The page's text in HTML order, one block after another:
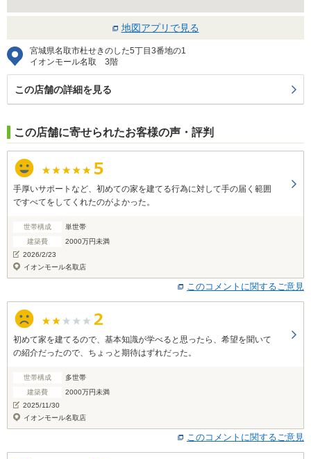
地図アプリで見る
宮城県名取市杜せきのした5丁目3番地の1
イオンモール名取 3階
この店舗の詳細を見る
この店舗に寄せられたお客様の声・評判
手厚いサポートなど、初めての家を建てる行為に対して手の届く範囲
ですべてをしてくれたのがよかった。
世帯構成
単世帯
建築費
2000万円未満
2026/2/23
イオンモール名取店
このコメントに関するご意見
初めて家を建てるので、基本知識が学べると思ったら、希望を聞いて
の紹介だったので、ちょっと期待はずれだった。
世帯構成
多世帯
建築費
2000万円未満
2025/11/30
イオンモール名取店
このコメントに関するご意見